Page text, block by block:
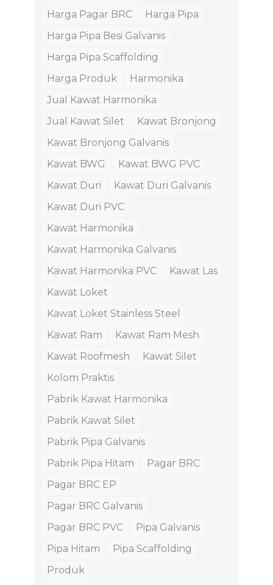
Harga Pagar BRC
Harga Pipa
Harga Pipa Besi Galvanis
Harga Pipa Scaffolding
Harga Produk
Harmonika
Jual Kawat Harmonika
Jual Kawat Silet
Kawat Bronjong
Kawat Bronjong Galvanis
Kawat BWG
Kawat BWG PVC
Kawat Duri
Kawat Duri Galvanis
Kawat Duri PVC
Kawat Harmonika
Kawat Harmonika Galvanis
Kawat Harmonika PVC
Kawat Las
Kawat Loket
Kawat Loket Stainless Steel
Kawat Ram
Kawat Ram Mesh
Kawat Roofmesh
Kawat Silet
Kolom Praktis
Pabrik Kawat Harmonika
Pabrik Kawat Silet
Pabrik Pipa Galvanis
Pabrik Pipa Hitam
Pagar BRC
Pagar BRC EP
Pagar BRC Galvanis
Pagar BRC PVC
Pipa Galvanis
Pipa Hitam
Pipa Scaffolding
Produk